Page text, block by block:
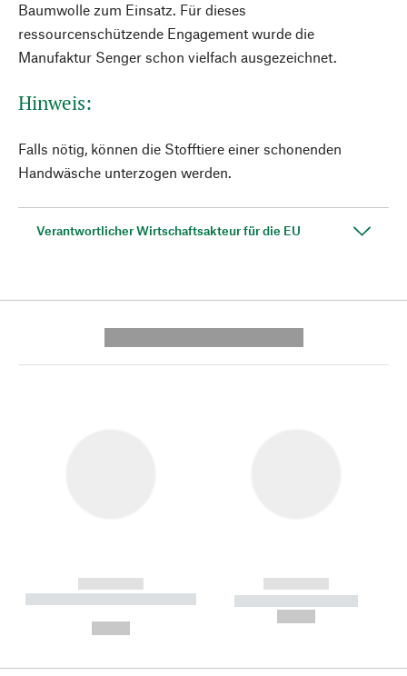
Baumwolle zum Einsatz. Für dieses
ressourcenschützende Engagement wurde die
Manufaktur Senger schon vielfach ausgezeichnet.
Hinweis:
Falls nötig, können die Stofftiere einer schonenden
Handwäsche unterzogen werden.
Verantwortlicher Wirtschaftsakteur für die EU
------------
----------- ----------- --------
------------
----------- -----------